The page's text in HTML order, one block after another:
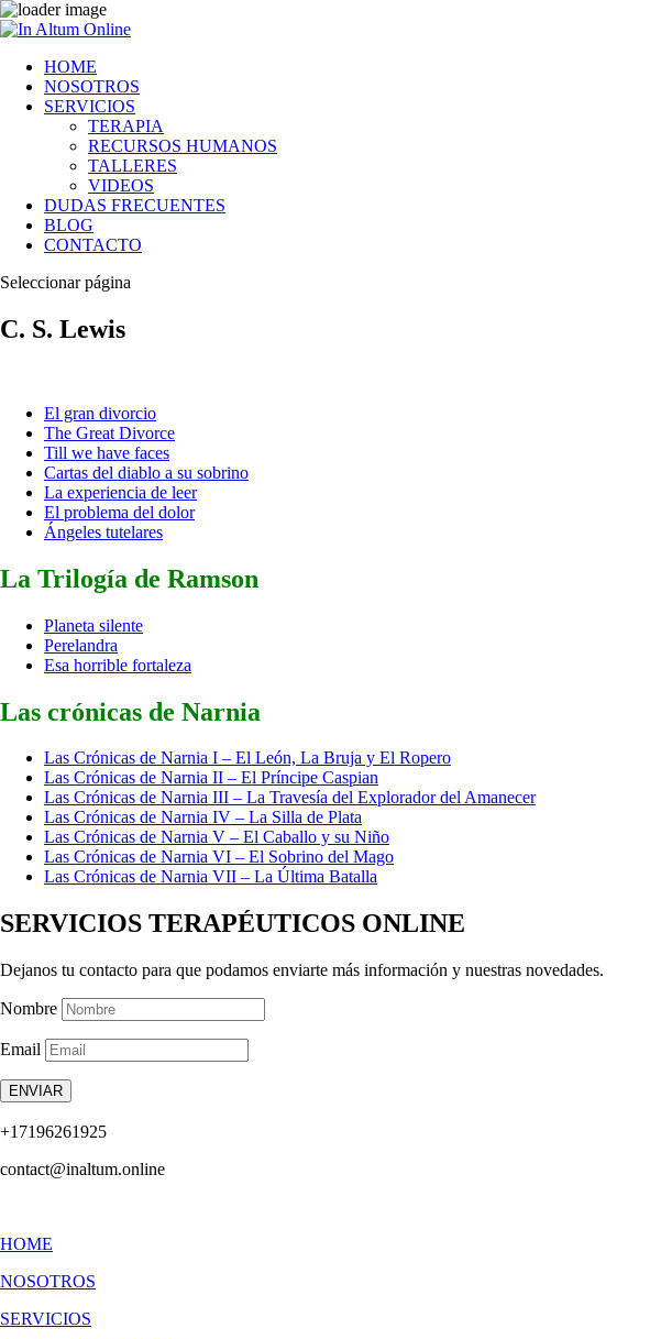
HOME
NOSOTROS
SERVICIOS
TERAPIA
RECURSOS HUMANOS
TALLERES
VIDEOS
DUDAS FRECUENTES
BLOG
CONTACTO
Seleccionar página
C. S. Lewis
El gran divorcio
The Great Divorce
Till we have faces
Cartas del diablo a su sobrino
La experiencia de leer
El problema del dolor
Ángeles tutelares
La Trilogía de Ramson
Planeta silente
Perelandra
Esa horrible fortaleza
Las crónicas de Narnia
Las Crónicas de Narnia I – El León, La Bruja y El Ropero
Las Crónicas de Narnia II – El Príncipe Caspian
Las Crónicas de Narnia III – La Travesía del Explorador del Amanecer
Las Crónicas de Narnia IV – La Silla de Plata
Las Crónicas de Narnia V – El Caballo y su Niño
Las Crónicas de Narnia VI – El Sobrino del Mago
Las Crónicas de Narnia VII – La Última Batalla
SERVICIOS TERAPÉUTICOS ONLINE
Dejanos tu contacto para que podamos enviarte más información y nuestras novedades.
Nombre
Email
ENVIAR
+17196261925
contact@inaltum.online
HOME
NOSOTROS
SERVICIOS